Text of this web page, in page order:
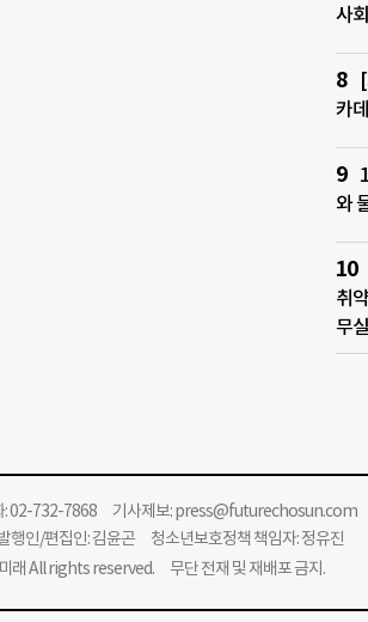
사
카
와
취
무
: 02-732-7868 기사제보:press@futurechosun.com
인/편집인: 김윤곤 청소년보호정책 책임자: 정유진
All rights reserved. 무단 전재 및 재배포 금지.